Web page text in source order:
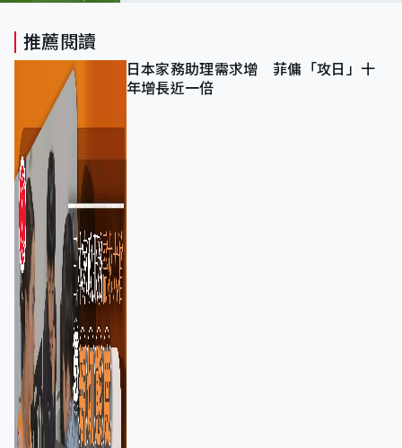
推薦閱讀
日本家務助理需求增 菲傭「攻日」十
年增長近一倍